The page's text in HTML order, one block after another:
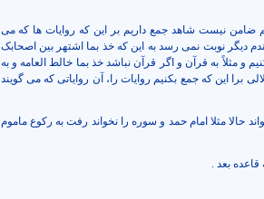
ضامن نیست شاهد جمع داریم بر این که روایات ها که می
دیگر نوبت نمی رسد به این که خذ بما اشتهر بین اصحابک
و مثلاً به قرآن و اگر قرآن نباشد خذ بما خالط العامه و به
این که جمع بکنیم روایات را، آن روایاتی که می گویند
مثلا امام حمد و سوره را نخواند رفت به رکوع ماموم
قاعده بعد .